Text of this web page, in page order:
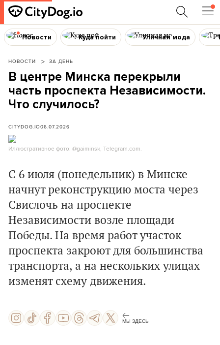
Новости Куда пойти Уличная мода
НОВОСТИ ЗА ДЕНЬ
В центре Минска перекрыли
часть проспекта Независимости.
Что случилось?
CITYDOG.IO06.07.2026
Иллюстративное фото: @gaiminsk, Telegram.com.
С 6 июля (понедельник) в Минске
начнут реконструкцию моста через
Свислочь на проспекте
Независимости возле площади
Победы. На время работ участок
проспекта закроют для большинства
транспорта, а на нескольких улицах
изменят схему движения.
МЫ ЗДЕСЬ